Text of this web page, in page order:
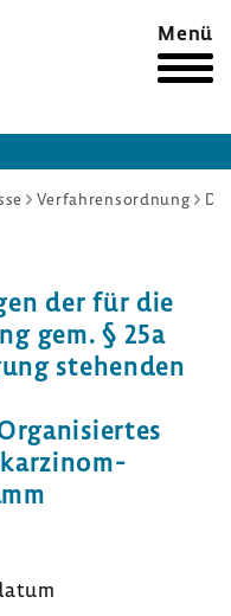
Menü
Verfahrensordnung
der für die
gem. § 25a
stehenden